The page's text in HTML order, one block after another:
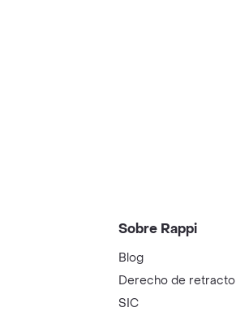
Sobre Rappi
Blog
Derecho de retracto
SIC